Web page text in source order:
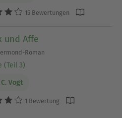
15 Bewertungen
und Affe
Roman
(Teil 3)
Vogt
1 Bewertung